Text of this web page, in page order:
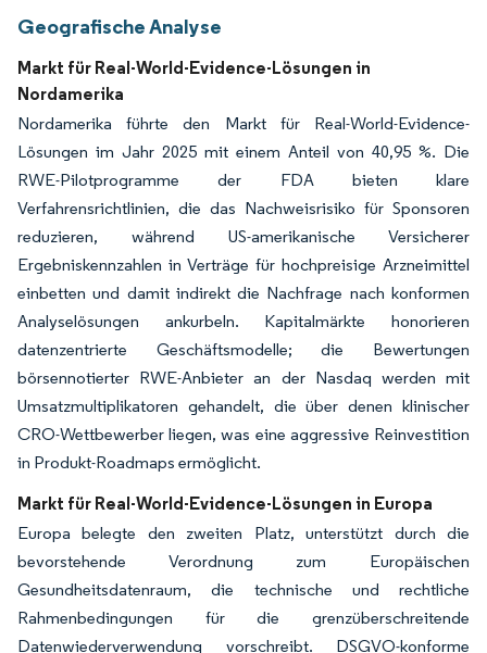
Geografische Analyse
Markt für Real-World-Evidence-Lösungen in
Nordamerika
Nordamerika führte den Markt für Real-World-Evidence-
Lösungen im Jahr 2025 mit einem Anteil von 40,95 %. Die
RWE-Pilotprogramme der FDA bieten klare
Verfahrensrichtlinien, die das Nachweisrisiko für Sponsoren
reduzieren, während US-amerikanische Versicherer
Ergebniskennzahlen in Verträge für hochpreisige Arzneimittel
einbetten und damit indirekt die Nachfrage nach konformen
Analyselösungen ankurbeln. Kapitalmärkte honorieren
datenzentrierte Geschäftsmodelle; die Bewertungen
börsennotierter RWE-Anbieter an der Nasdaq werden mit
Umsatzmultiplikatoren gehandelt, die über denen klinischer
CRO-Wettbewerber liegen, was eine aggressive Reinvestition
in Produkt-Roadmaps ermöglicht.
Markt für Real-World-Evidence-Lösungen in Europa
Europa belegte den zweiten Platz, unterstützt durch die
bevorstehende Verordnung zum Europäischen
Gesundheitsdatenraum, die technische und rechtliche
Rahmenbedingungen für die grenzüberschreitende
Datenwiederverwendung vorschreibt. DSGVO-konforme